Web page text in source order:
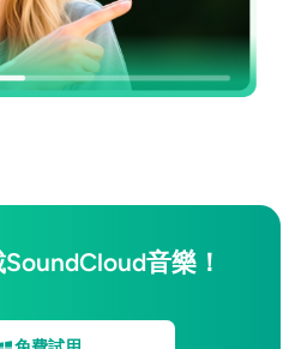
音樂！